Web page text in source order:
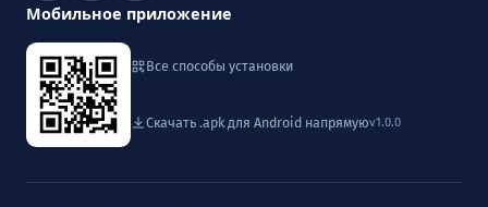
Мобильное приложение
Все способы установки
Скачать .apk для Android напрямуюv1.0.0